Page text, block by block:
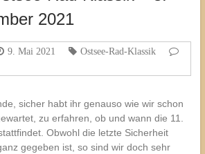
2021
9. Mai 2021
Ostsee-Rad-Klassik
sicher habt ihr genauso wie wir schon
zu erfahren, ob und wann die 11.
Obwohl die letzte Sicherheit
gegeben ist, so sind wir doch sehr